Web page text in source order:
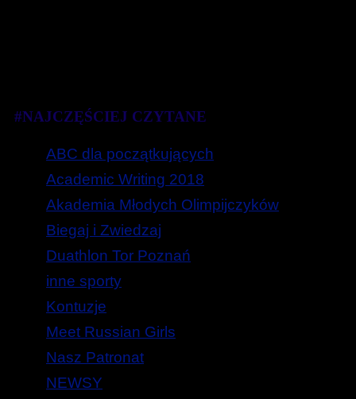
#NAJCZĘŚCIEJ CZYTANE
ABC dla początkujących
Academic Writing 2018
Akademia Młodych Olimpijczyków
Biegaj i Zwiedzaj
Duathlon Tor Poznań
inne sporty
Kontuzje
Meet Russian Girls
Nasz Patronat
NEWSY